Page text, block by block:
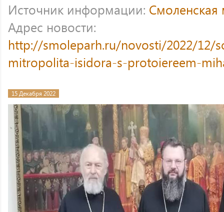
Источник информации:
Адрес новости:
http://smoleparh.ru/novosti/2022/12/
mitropolita-isidora-s-protoiereem-
15 Декабря 2022